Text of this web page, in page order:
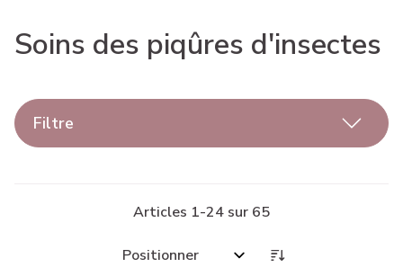
Soins des piqûres d'insectes
Filtre
Articles 1-24 sur 65
Trier par: